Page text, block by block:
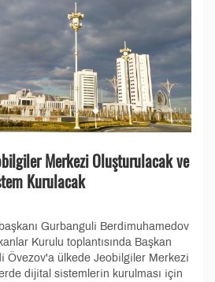
Merkezi Oluşturulacak ve
Kurulacak
Gurbanguli Berdimuhamedov
Kurulu toplantısında Başkan
Övezov'a ülkede Jeobilgiler Merkezi
dijital sistemlerin kurulması için